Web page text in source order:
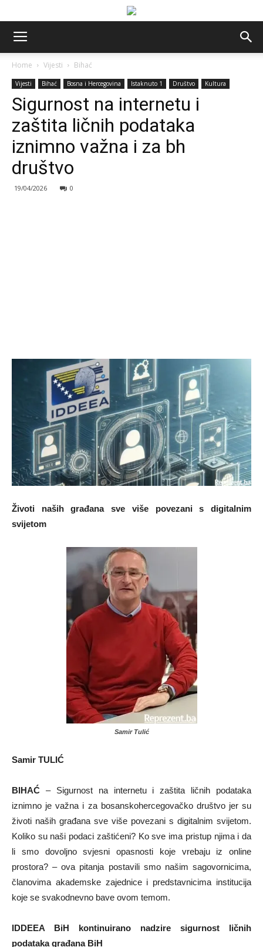
Home Vijesti Bihać
Vijesti Bihać Bosna i Hercegovina Istaknuto 1 Društvo Kultura
Sigurnost na internetu i
zaštita ličnih podataka
iznimno važna i za bh
društvo
19/04/2026 0
Životi naših građana sve više povezani s digitalnim
svijetom
Samir Tulić
Samir TULIĆ
BIHAĆ – Sigurnost na internetu i zaštita ličnih podataka
iznimno je važna i za bosanskohercegovačko društvo jer su
životi naših građana sve više povezani s digitalnim svijetom.
Koliko su naši podaci zaštićeni? Ko sve ima pristup njima i da
li smo dovoljno svjesni opasnosti koje vrebaju iz online
prostora? – ova pitanja postavili smo našim sagovornicima,
članovima akademske zajednice i predstavnicima institucija
koje se svakodnevno bave ovom temom.
IDDEEA BiH kontinuirano nadzire sigurnost ličnih
podataka građana BiH